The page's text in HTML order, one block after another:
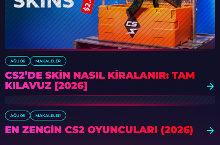
AĞU 06 MAKALELER
CS2’DE SKIN NASIL KIRALANIR: TAM
KILAVUZ [2026]
AĞU 06 MAKALELER
EN ZENGIN CS2 OYUNCULARI (2026)